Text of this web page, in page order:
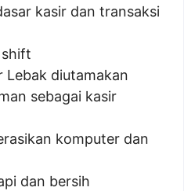
kasir dan transaksi
shift
Lebak diutamakan
sebagai kasir
komputer dan
dan bersih